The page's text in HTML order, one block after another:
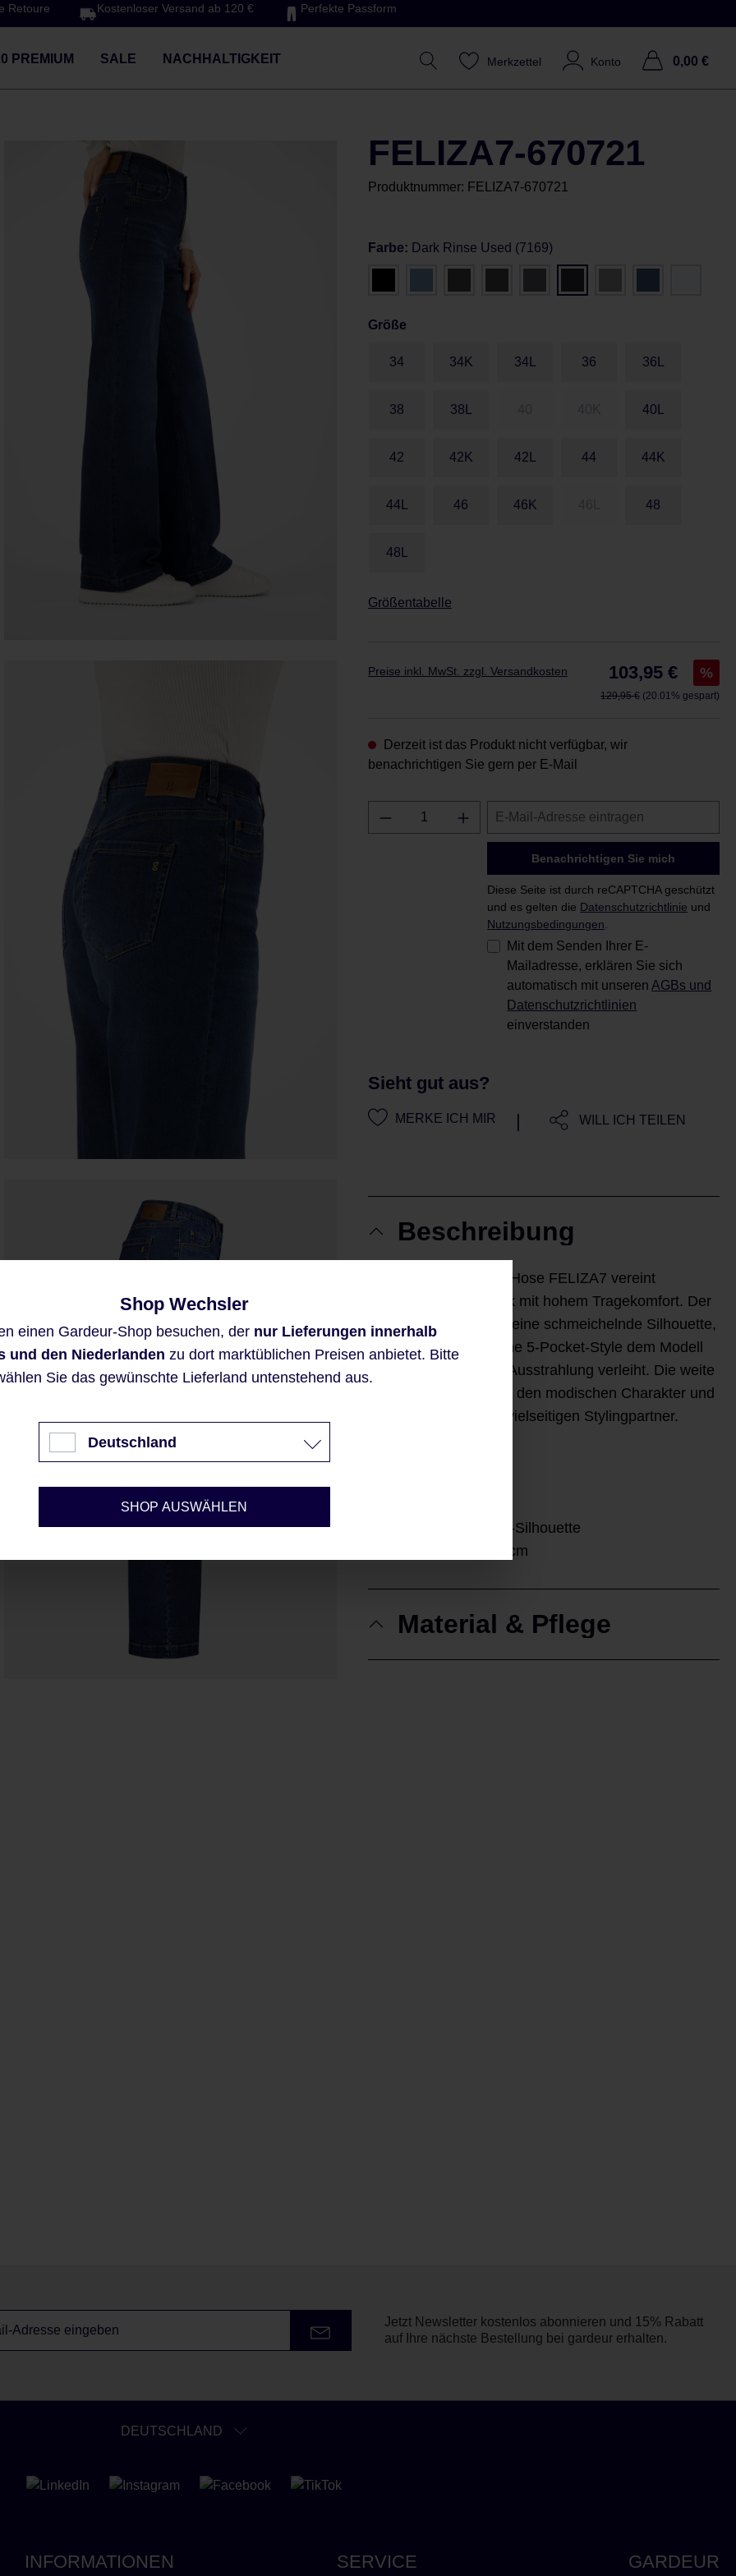
Retoure Kostenloser Versand ab 120 € Perfekte Passform
PREMIUM SALE NACHHALTIGKEIT Merkzettel Konto 0,00 €
FELIZA7-670721
Produktnummer: FELIZA7-670721
Farbe: Dark Rinse Used (7169)
Größe
34 34K 34L 36 36L
38 38L 40L
42 42K 42L 44 44K
44L 46 46K 48
48L
Größentabelle
Preise inkl. MwSt. zzgl. Versandkosten Verkaufspreis:
103,95 € %
Regulärer Preis:
129,95 € (20.01% gespart)
Derzeit ist das Produkt nicht verfügbar, wir
benachrichtigen Sie gern per E-Mail
Benachrichtigen Sie mich
Diese Seite ist durch reCAPTCHA geschützt
und es gelten die Datenschutzrichtlinie und
Nutzungsbedingungen
Mit dem Senden Ihrer E-
Mailadresse, erklären Sie sich
automatisch mit unseren AGBs und
Datenschutzrichtlinien
einverstanden
Sieht gut aus?
MERKE ICH MIR | WILL ICH TEILEN
Beschreibung
Die Denim-Wide-Leg-Hose FELIZA7 vereint
modernen Jeans-Look mit hohem Tragekomfort. Der
Feminine Fit sorgt für eine schmeichelnde Silhouette,
während der klassische 5-Pocket-Style dem Modell
eine zeitlose, lässige Ausstrahlung verleiht. Die weite
Beinform unterstreicht den modischen Charakter und
macht die Hose zum vielseitigen Stylingpartner.
Moderne Wide-Leg-Silhouette
LG 82 cm | FW 54 cm
Material & Pflege
Jetzt Newsletter kostenlos abonnieren und 15% Rabatt
auf Ihre nächste Bestellung bei gardeur erhalten.
DEUTSCHLAND
INFORMATIONEN SERVICE GARDEUR
Shop Wechsler
einen Gardeur-Shop besuchen, der nur Lieferungen innerhalb
und den Niederlanden zu dort marktüblichen Preisen anbietet. Bitte
Sie das gewünschte Lieferland untenstehend aus.
Deutschland
SHOP AUSWÄHLEN
Diese Website verwendet Cookies,
um eine bestmögliche Erfahrung
bieten zu können.
Konfigurieren